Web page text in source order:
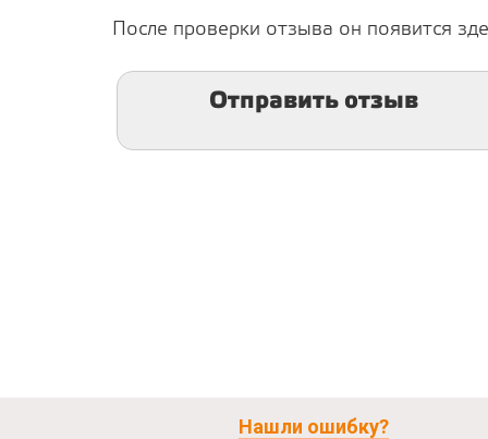
После проверки отзыва он появится
Отправить отзыв
Нашли ошибку?